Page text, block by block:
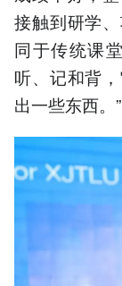
接触到研学
同于传统课
听、记和背
出一些东西。”